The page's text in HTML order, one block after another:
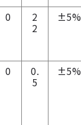
0
2
2
±5%
0
0.
5
±5%